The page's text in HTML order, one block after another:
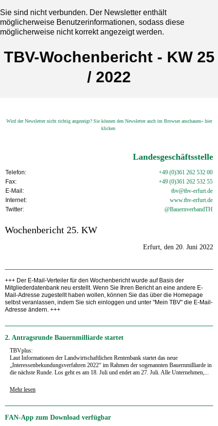
Sie sind nicht verbunden. Der Newsletter enthält
möglicherweise Benutzerinformationen, sodass diese
möglicherweise nicht korrekt angezeigt werden.
TBV-Wochenbericht - KW 25
/ 2022
Wird der Newsletter nicht richtig angezeigt? Sie können den Newsletter auch im Browser anschauen» hier
klicken
Landesgeschäftsstelle
Telefon:
+49 (0)361 262 532 00
Fax:
+49 (0)361 262 532 55
E-Mail:
tbv@tbv-erfurt.de
Internet:
www.tbv-erfurt.de
Twitter:
@BauernverbandTH
Wochenbericht 25. KW
Erfurt, den 20. Juni 2022
+++ Der E-Mail-Verteiler für den Wochenbericht wurde auf Basis der
Mitgliederdatenbank neu erstellt. Wenn Sie Ihren Bericht an eine andere E-
Mail-Adresse zugestellt haben wollen, können Sie das über die Homepage
selbst veranlassen, indem Sie sich einloggen und unter "Mein TBV" die E-Mail-
Adresse ändern. +++
2. Antragsrunde Bauernmilliarde startet
TBVplus:
Laut Informationen der Landwirtschaftlichen Rentenbank startet das neue
„Interessenbekundungsverfahren 2022“ im Rahmen der sogenannten Bauernmilliarde in
die nächste Runde. Los geht es am 18. Juli und endet am 27. Juli. Alle Unternehmen,...
Mehr lesen
FAN-App zum Download verfügbar